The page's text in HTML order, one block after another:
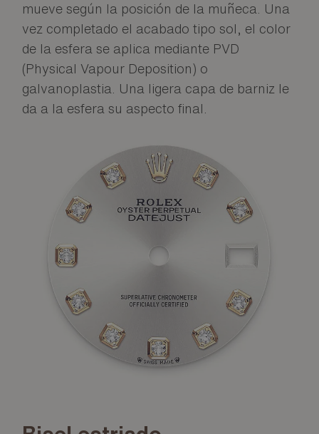
mueve según la posición de la muñeca. Una
vez completado el acabado tipo sol, el color
de la esfera se aplica mediante PVD
(Physical Vapour Deposition) o
galvanoplastia. Una ligera capa de barniz le
da a la esfera su aspecto final.